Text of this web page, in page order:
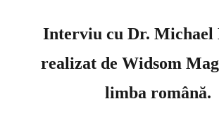
Interviu cu Dr. Michael
realizat de Widsom
limba română.